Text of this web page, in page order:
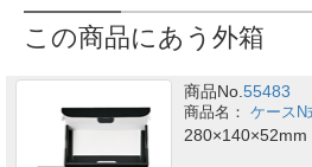
この商品にあう外箱
商品No.55483
ケースN
280×140×52mm